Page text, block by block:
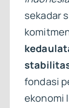
sekadar
fondasi
ekonomi